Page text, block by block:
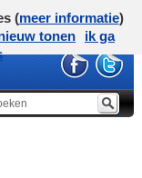
(meer informatie)
tonen
ik ga